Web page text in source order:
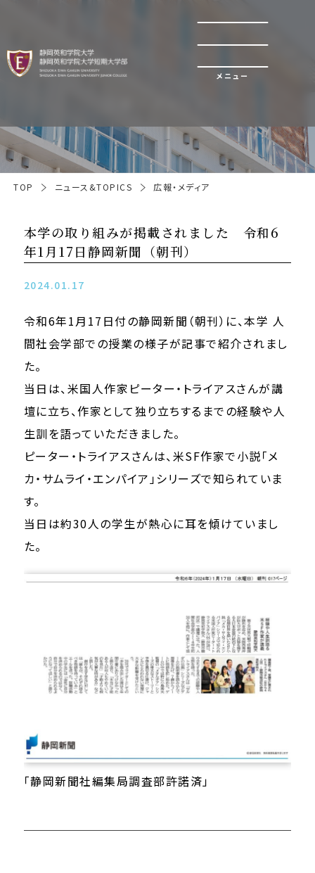
メニュー
TOP ニュース&TOPICS 広報・メディア
本学の取り組みが掲載されました 令和6
年1月17日静岡新聞（朝刊）
2024.01.17
令和6年1月17日付の静岡新聞（朝刊）に、本学 人
間社会学部での授業の様子が記事で紹介されまし
た。
当日は、米国人作家ピーター・トライアスさんが講
壇に立ち、作家として独り立ちするまでの経験や人
生訓を語っていただきました。
ピーター・トライアスさんは、米SF作家で小説「メ
カ・サムライ・エンパイア」シリーズで知られていま
す。
当日は約30人の学生が熱心に耳を傾けていまし
た。
「静岡新聞社編集局調査部許諾済」